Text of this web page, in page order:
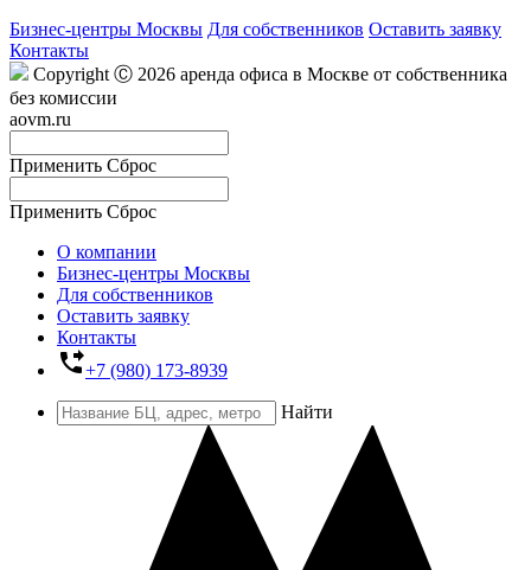
Бизнес-центры Москвы Для собственников Оставить заявку
Контакты
Copyright Ⓒ 2026 аренда офиса в Москве от собственника
без комиссии
aovm.ru
Применить Сброс
Применить Сброс
О компании
Бизнес-центры Москвы
Для собственников
Оставить заявку
Контакты
phone_forwarded+7 (980) 173-8939
Найти